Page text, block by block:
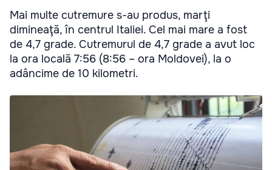
Mai multe cutremure s-au produs, marţi
dimineaţă, în centrul Italiei. Cel mai mare a fost
de 4,7 grade. Cutremurul de 4,7 grade a avut loc
la ora locală 7:56 (8:56 – ora Moldovei), la o
adâncime de 10 kilometri.